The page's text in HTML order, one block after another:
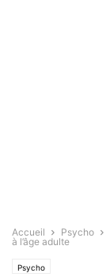
Accueil Psycho
à l’âge adulte
Psycho